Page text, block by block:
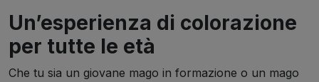
Un’esperienza di colorazione
per tutte le età
Che tu sia un giovane mago in formazione o un mago